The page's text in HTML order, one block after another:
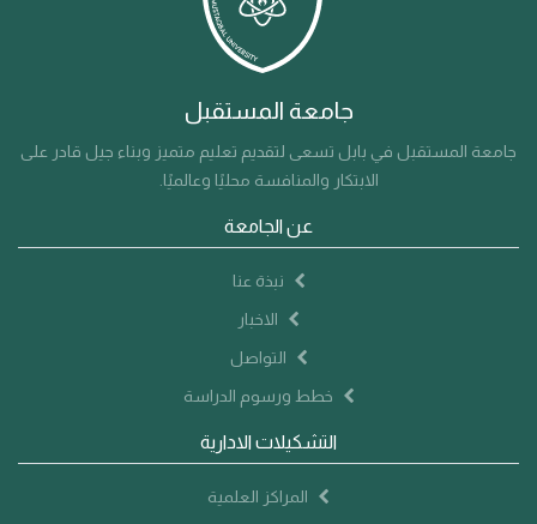
جامعة المستقبل
جامعة المستقبل في بابل تسعى لتقديم تعليم متميز وبناء جيل قادر على
الابتكار والمنافسة محليًا وعالميًا.
عن الجامعة
نبذة عنا
الاخبار
التواصل
خطط ورسوم الدراسة
التشكيلات الادارية
المراكز العلمية